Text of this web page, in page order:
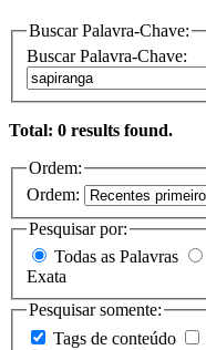
Buscar Palavra-Chave:
Buscar Palavra-Chave:
Total: 0 results found.
Ordem:
Ordem:
Pesquisar por:
Todas as Palavras
Exata
Pesquisar somente:
Tags de conteúdo